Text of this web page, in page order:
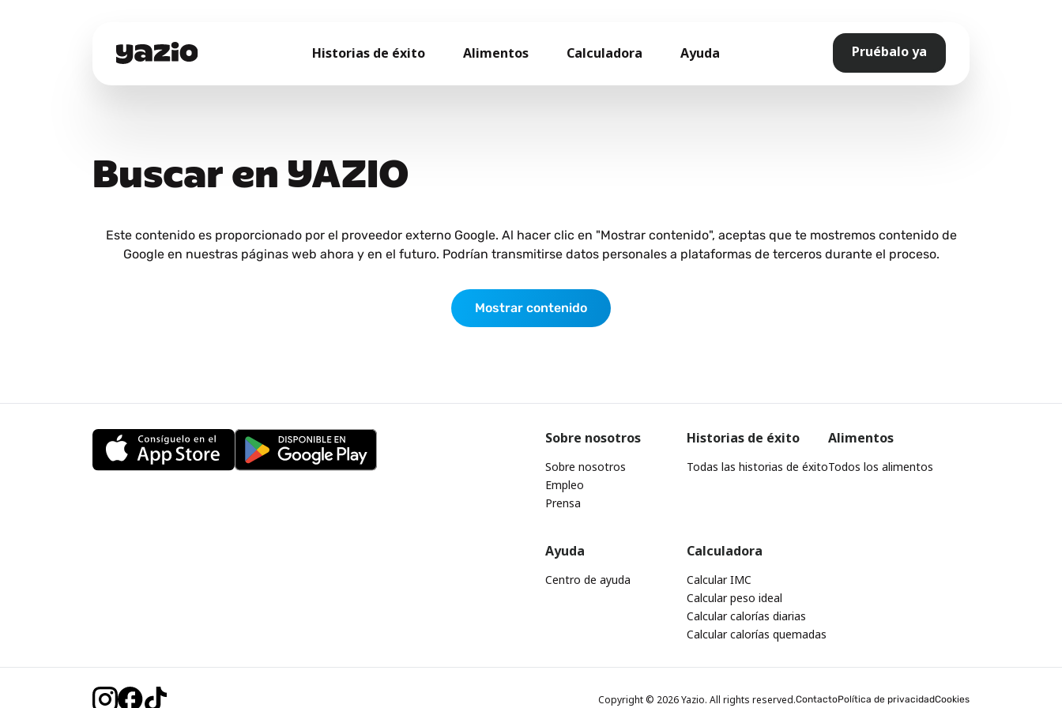
Historias de éxito Alimentos Calculadora Ayuda Pruébalo ya
Buscar en YAZIO
Este contenido es proporcionado por el proveedor externo Google. Al hacer clic en "Mostrar contenido", aceptas que te mostremos contenido de
Google en nuestras páginas web ahora y en el futuro. Podrían transmitirse datos personales a plataformas de terceros durante el proceso.
Mostrar contenido
Sobre nosotros
Sobre nosotros
Empleo
Prensa
Historias de éxito
Todas las historias de éxito
Alimentos
Todos los alimentos
Ayuda
Centro de ayuda
Calculadora
Calcular IMC
Calcular peso ideal
Calcular calorías diarias
Calcular calorías quemadas
Copyright © 2026 Yazio. All rights reserved.ContactoPolítica de privacidadCookies